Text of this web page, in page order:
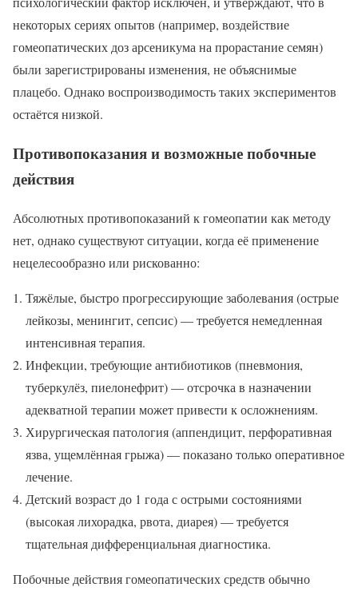
некоторых сериях опытов (например, воздействие
гомеопатических доз арсеникума на прорастание семян)
были зарегистрированы изменения, не объяснимые
плацебо. Однако воспроизводимость таких экспериментов
остаётся низкой.
Противопоказания и возможные побочные
действия
Абсолютных противопоказаний к гомеопатии как методу
нет, однако существуют ситуации, когда её применение
нецелесообразно или рискованно:
Тяжёлые, быстро прогрессирующие заболевания (острые
лейкозы, менингит, сепсис) — требуется немедленная
интенсивная терапия.
Инфекции, требующие антибиотиков (пневмония,
туберкулёз, пиелонефрит) — отсрочка в назначении
адекватной терапии может привести к осложнениям.
Хирургическая патология (аппендицит, перфоративная
язва, ущемлённая грыжа) — показано только оперативное
лечение.
Детский возраст до 1 года с острыми состояниями
(высокая лихорадка, рвота, диарея) — требуется
тщательная дифференциальная диагностика.
Побочные действия гомеопатических средств обычно